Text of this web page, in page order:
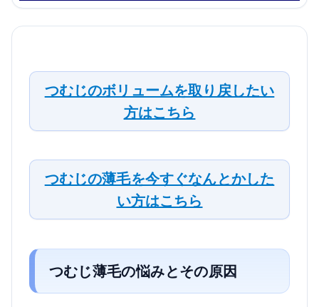
つむじのボリュームを取り戻したい
方はこちら
つむじの薄毛を今すぐなんとかした
い方はこちら
つむじ薄毛の悩みとその原因